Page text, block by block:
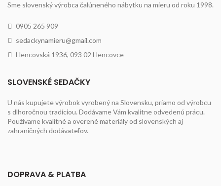
Sme slovenský výrobca čalúneného nábytku na mieru od roku 1998.
0905 265 909
sedackynamieru@gmail.com
Hencovská 1936, 093 02 Hencovce
SLOVENSKÉ SEDAČKY
U nás kupujete výrobok vyrobený na Slovensku, priamo od výrobcu
s dlhoročnou tradíciou. Dodávame Vám kvalitne odvedenú prácu.
Používame kvalitné a overené materiály od slovenských aj
zahraničných dodávateľov.
DOPRAVA & PLATBA